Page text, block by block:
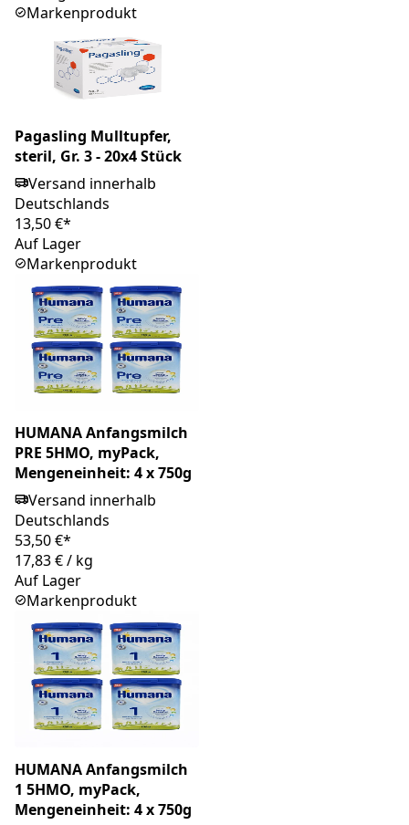
Markenprodukt
Pagasling Mulltupfer,
steril, Gr. 3 - 20x4 Stück
Versand innerhalb
Deutschlands
13,50 €*
Auf Lager
Markenprodukt
HUMANA Anfangsmilch
PRE 5HMO, myPack,
Mengeneinheit: 4 x 750g
Versand innerhalb
Deutschlands
53,50 €*
17,83 €/ kg
Auf Lager
Markenprodukt
HUMANA Anfangsmilch
1 5HMO, myPack,
Mengeneinheit: 4 x 750g